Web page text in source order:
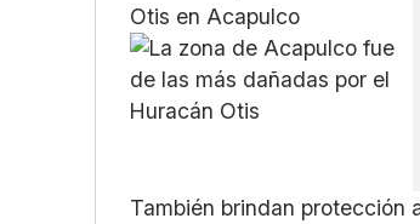
También brindan protección